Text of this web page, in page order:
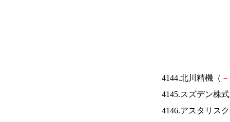
4144.北川精機（ －
4145.スズデン株
4146.アスタリス